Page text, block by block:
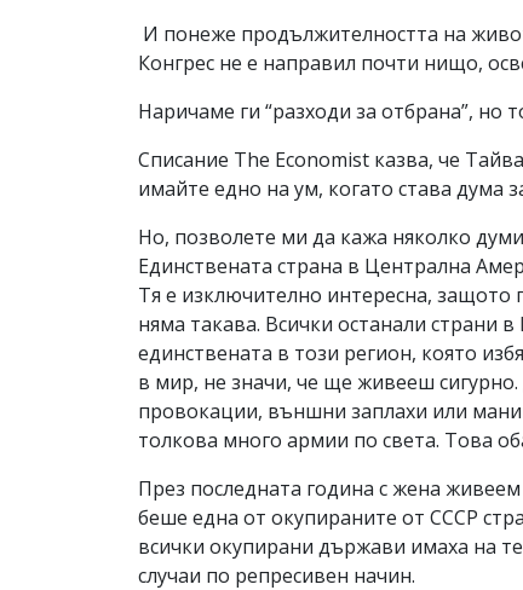
И понеже продължителността на
Конгрес не е направил почти нищо,
Наричаме ги “разходи за отбрана”, но
Списание The Economist казва, че
имайте едно на ум, когато става дума
Но, позволете ми да кажа няколко
Единствената страна в Централна
Тя е изключително интересна, защото
няма такава. Всички останали страни
единствената в този регион, която
в мир, не значи, че ще живееш
провокации, външни заплахи или
толкова много армии по света. Това
През последната година с жена
беше една от окупираните от СССР
всички окупирани държави имаха на
случаи по репресивен начин.